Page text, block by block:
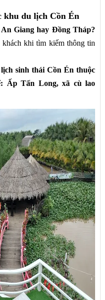
khu du lịch Cồn Én
Giang hay Đồng Tháp?
khi tìm kiếm thông tin
sinh thái Cồn Én thuộc
Ấp Tấn Long, xã cù lao